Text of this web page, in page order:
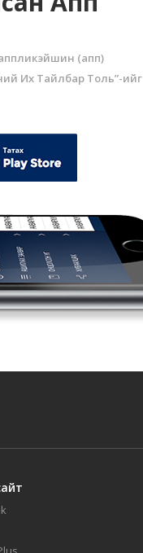
(aпп)
Их Тайлбар Толь”-ийг